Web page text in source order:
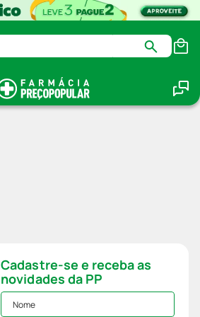
Cadastre-se e receba as
novidades da PP